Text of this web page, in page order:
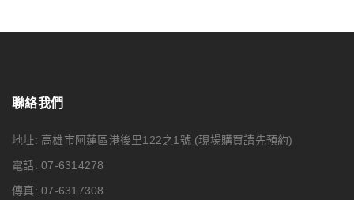
聯絡我們
地址: 高雄市阿蓮區港後里122之1號 (現場購買請先預約)
電話: 07-6314278
傳真: 07-6317308